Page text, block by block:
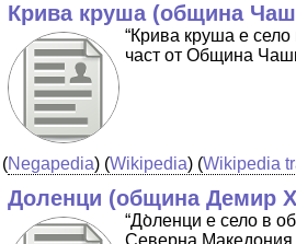
Крива круша (община
“Крива круша е
част от Община
(Negapedia) (Wikipedia) (Wikipedia
Доленци (община Демир
“До̀ленци е село в